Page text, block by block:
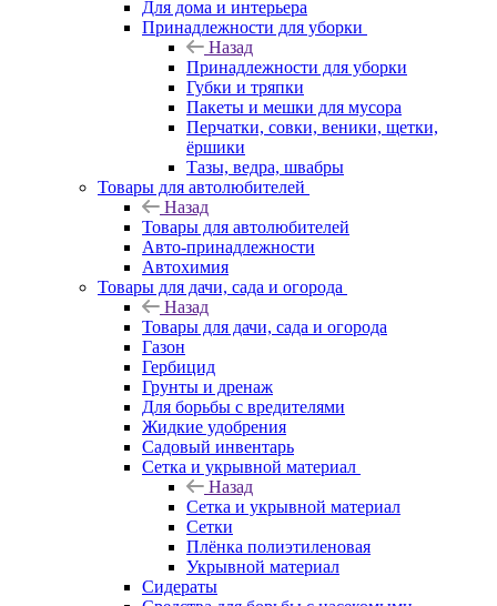
Для дома и интерьера
Принадлежности для уборки
Назад
Принадлежности для уборки
Губки и тряпки
Пакеты и мешки для мусора
Перчатки, совки, веники, щетки,
ёршики
Тазы, ведра, швабры
Товары для автолюбителей
Назад
Товары для автолюбителей
Авто-принадлежности
Автохимия
Товары для дачи, сада и огорода
Назад
Товары для дачи, сада и огорода
Газон
Гербицид
Грунты и дренаж
Для борьбы с вредителями
Жидкие удобрения
Садовый инвентарь
Сетка и укрывной материал
Назад
Сетка и укрывной материал
Сетки
Плёнка полиэтиленовая
Укрывной материал
Сидераты